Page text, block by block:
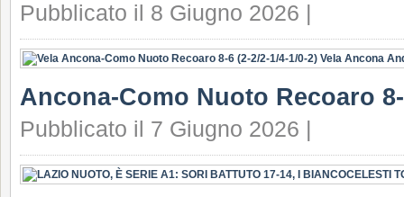
Pubblicato il 8 Giugno 2026 |
Ancona-Como Nuoto Recoaro
Pubblicato il 7 Giugno 2026 |